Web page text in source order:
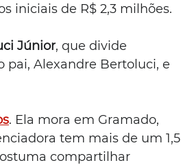
iniciais de R$ 2,3 milhões.
Júnior, que divide
pai, Alexandre Bertoluci, e
. Ela mora em Gramado,
tem mais de um 1,5
compartilhar